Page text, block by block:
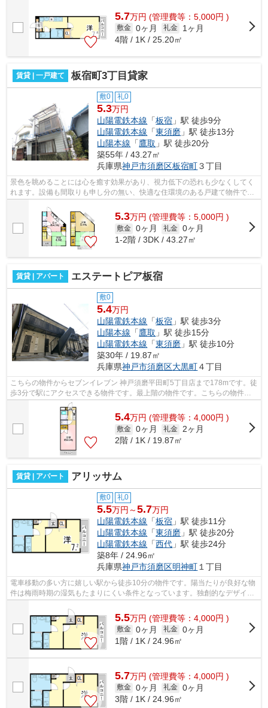
5.7万円 (管理費等：5,000円 )
敷金 0ヶ月 礼金
1ヶ月
4階 / 1K / 25.20㎡
賃貸 | 一戸建て 板宿町3丁目貸家
敷0 礼0
5.3万円
山陽電鉄本線 「板宿 」駅 徒歩9分
山陽電鉄本線 「東須磨 」駅 徒歩13分
山陽本線 「鷹取 」駅 徒歩20分
築55年 / 43.27㎡
兵庫県神戸市須磨区板宿町３丁目
景色を眺めることには心を癒す効果があり、視力低下の恐れも少なくしてく
れます。設備も間取りも申し分の無い、快適な住環境のある戸建て物件で
す。根強いニーズを誇る駅近の物件とな...
5.3万円 (管理費等：5,000円 )
敷金 0ヶ月 礼金 0ヶ月
1-2階 / 3DK / 43.27㎡
賃貸 | アパート エステートピア板宿
敷0
5.4万円
山陽電鉄本線 「板宿 」駅 徒歩3分
山陽本線 「鷹取 」駅 徒歩15分
山陽電鉄本線 「東須磨 」駅 徒歩10分
築30年 / 19.87㎡
兵庫県神戸市須磨区大黒町４丁目
こちらの物件からセブンイレブン 神戸須磨平田町5丁目店まで178mです。徒
歩3分で駅にアクセスできる物件です。最上階の物件です。こちらの物件は
アパートです。小総は神戸市須磨区にあ...
5.4万円 (管理費等：4,000円 )
敷金 0ヶ月 礼金
2ヶ月
2階 / 1K / 19.87㎡
賃貸 | アパート アリッサム
敷0 礼0
5.5万円～5.7万円
山陽電鉄本線 「板宿 」駅 徒歩11分
山陽電鉄本線 「東須磨 」駅 徒歩20分
山陽電鉄本線 「西代 」駅 徒歩24分
築8年 / 24.96㎡
兵庫県神戸市須磨区明神町１丁目
電車移動の多い方に嬉しい駅から徒歩10分の物件です。陽当たりが良好な物
件は梅雨時期の湿気もたまりにくい条件となっています。独創的なデザイナ
5.5万円 (管理費等：4,000円 )
敷金 0ヶ月 礼金 0ヶ月
1階 / 1K / 24.96㎡
5.7万円 (管理費等：4,000円 )
敷金 0ヶ月 礼金 0ヶ月
3階 / 1K / 24.96㎡